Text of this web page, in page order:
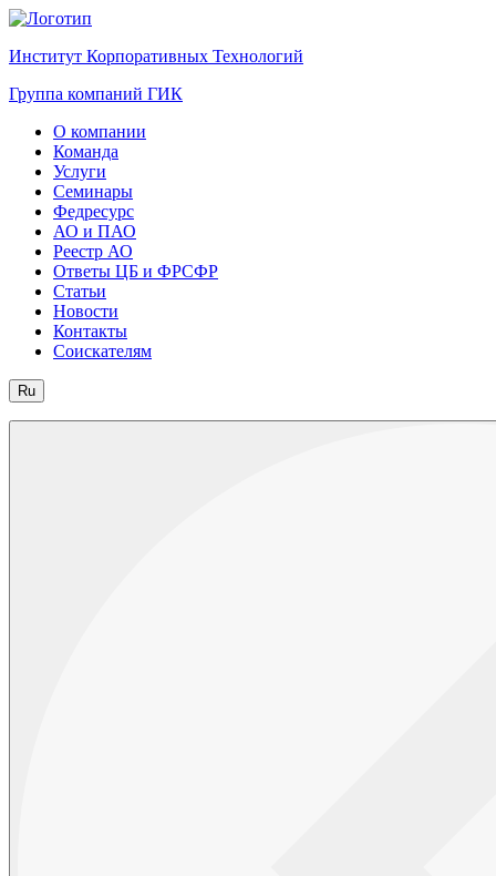
Институт Корпоративных Технологий
Группа компаний ГИК
О компании
Команда
Услуги
Семинары
Федресурс
АО и ПАО
Реестр АО
Ответы ЦБ и ФРСФР
Статьи
Новости
Контакты
Соискателям
Ru